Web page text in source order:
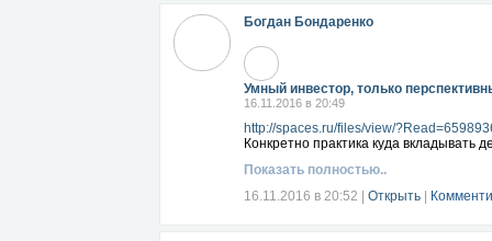
Богдан Бондаренко
Умный инвестор, только
16.11.2016 в 20:49
http://spaces.ru/files/view/
Конкретно практика куда вкладывать
Показать полностью..
16.11.2016 в 20:52
Открыть